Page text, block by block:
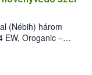
(Nébih) három
EW, Oroganic –
követően,